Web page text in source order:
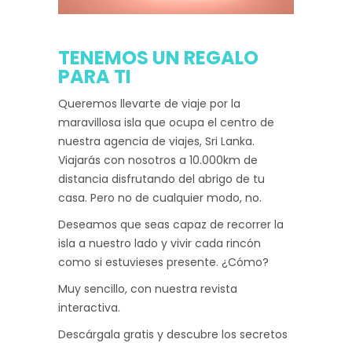
TENEMOS UN REGALO
PARA TI
Queremos llevarte de viaje por la
maravillosa isla que ocupa el centro de
nuestra agencia de viajes, Sri Lanka.
Viajarás con nosotros a 10.000km de
distancia disfrutando del abrigo de tu
casa. Pero no de cualquier modo, no.
Deseamos que seas capaz de recorrer la
isla a nuestro lado y vivir cada rincón
como si estuvieses presente. ¿Cómo?
Muy sencillo, con nuestra revista
interactiva.
Descárgala gratis y descubre los secretos